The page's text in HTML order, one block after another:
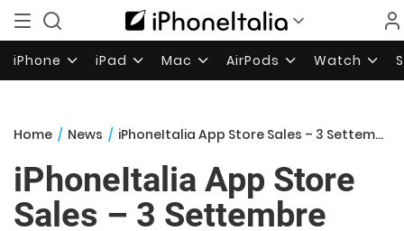
iPhone iPad Mac AirPods Watch
Home / News / iPhoneItalia App Store Sales – 3 Settembre 2012 – Applicazioni in offerta
iPhoneItalia App Store
Sales – 3 Settembre